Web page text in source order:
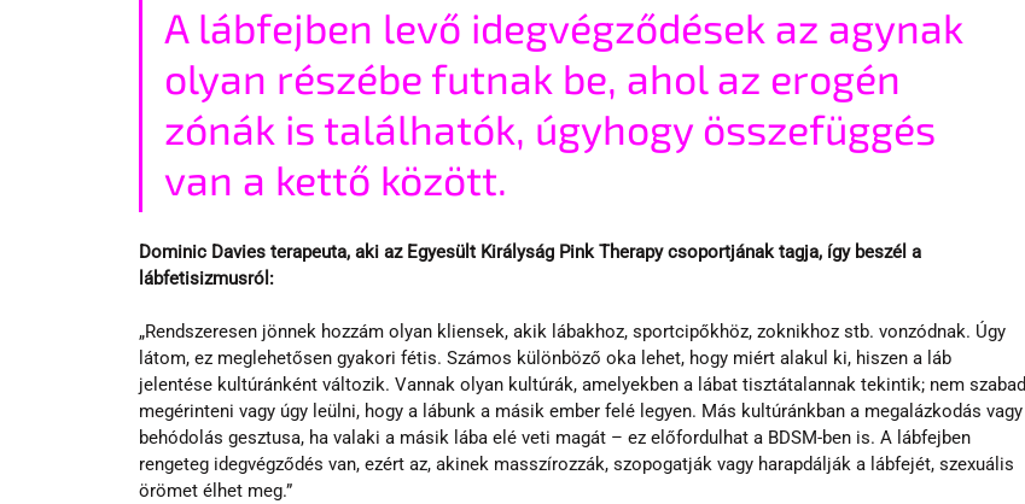
A lábfejben levő idegvégződések az agynak
olyan részébe futnak be, ahol az erogén
zónák is találhatók, úgyhogy összefüggés
van a kettő között.
Dominic Davies terapeuta, aki az Egyesült Királyság Pink Therapy csoportjának tagja, így beszél a
lábfetisizmusról:
„Rendszeresen jönnek hozzám olyan kliensek, akik lábakhoz, sportcipőkhöz, zoknikhoz stb. vonzódnak. Úgy
látom, ez meglehetősen gyakori fétis. Számos különböző oka lehet, hogy miért alakul ki, hiszen a láb
jelentése kultúránként változik. Vannak olyan kultúrák, amelyekben a lábat tisztátalannak tekintik; nem szabad
megérinteni vagy úgy leülni, hogy a lábunk a másik ember felé legyen. Más kultúránkban a megalázkodás vagy
behódolás gesztusa, ha valaki a másik lába elé veti magát – ez előfordulhat a BDSM-ben is. A lábfejben
rengeteg idegvégződés van, ezért az, akinek masszírozzák, szopogatják vagy harapdálják a lábfejét, szexuális
örömet élhet meg.”